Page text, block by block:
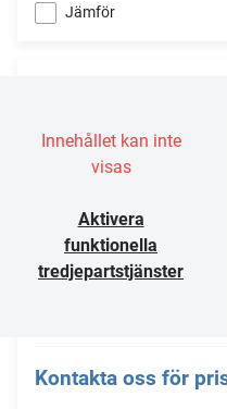
Jämför
Innehållet kan inte
visas
Aktivera
funktionella
tredjepartstjänster
Kontakta oss för